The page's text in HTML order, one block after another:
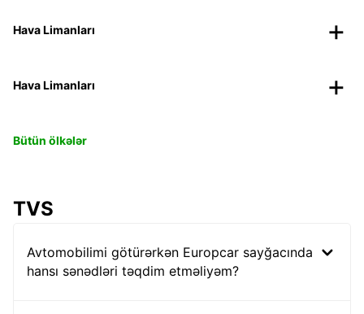
Hava Limanları
Hava Limanları
Bütün ölkələr
TVS
Avtomobilimi götürərkən Europcar sayğacında
hansı sənədləri təqdim etməliyəm?